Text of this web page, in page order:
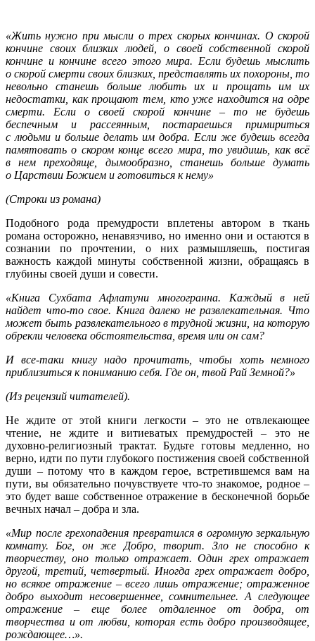
«Жить нужно при мысли о трех скорых кончинах. О скорой
кончине своих близких людей, о своей собственной скорой
кончине и кончине всего этого мира. Если будешь мыслить
о скорой смерти своих близких, представлять их похороны, то
невольно станешь больше любить их и прощать им их
недостатки, как прощают тем, кто уже находится на одре
смерти. Если о своей скорой кончине – то не будешь
беспечным и рассеянным, постараешься примириться
с людьми и больше делать им добра. Если же будешь всегда
памятовать о скором конце всего мира, то увидишь, как всё
в нем преходяще, дымообразно, станешь больше думать
о Царствии Божием и готовиться к нему»
(Строки из романа)
Подобного рода премудрости вплетены автором в ткань
романа осторожно, ненавязчиво, но именно они и остаются в
сознании по прочтении, о них размышляешь, постигая
важность каждой минуты собственной жизни, обращаясь в
глубины своей души и совести.
«Книга Сухбата Афлатуни многогранна. Каждый в ней
найдет что-то свое. Книга далеко не развлекательная. Что
может быть развлекательного в трудной жизни, на которую
обрекли человека обстоятельства, время или он сам?
И все-таки книгу надо прочитать, чтобы хоть немного
приблизиться к пониманию себя. Где он, твой Рай Земной?»
(Из рецензий читателей).
Не ждите от этой книги легкости – это не отвлекающее
чтение, не ждите и витиеватых премудростей – это не
духовно-религиозный трактат. Будьте готовы медленно, но
верно, идти по пути глубокого постижения своей собственной
души – потому что в каждом герое, встретившемся вам на
пути, вы обязательно почувствуете что-то знакомое, родное –
это будет ваше собственное отражение в бесконечной борьбе
вечных начал – добра и зла.
«Мир после грехопадения превратился в огромную зеркальную
комнату. Бог, он же Добро, творит. Зло не способно к
творчеству, оно только отражает. Один грех отражает
другой, третий, четвертый. Иногда грех отражает добро,
но всякое отражение – всего лишь отражение; отраженное
добро выходит несовершеннее, сомнительнее. А следующее
отражение – еще более отдаленное от добра, от
творчества и от любви, которая есть добро производящее,
рождающее…».